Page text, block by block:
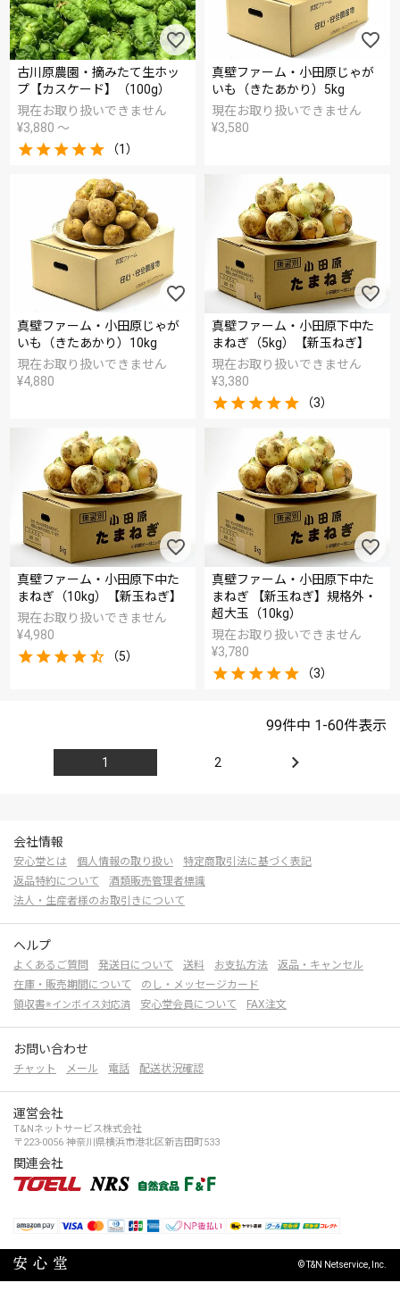
古川原農園・摘みたて生ホッ
プ【カスケード】（100g）
現在お取り扱いできません
¥3,880 〜
（1）
真壁ファーム・小田原じゃが
いも（きたあかり）5kg
現在お取り扱いできません
¥3,580
真壁ファーム・小田原じゃが
いも（きたあかり）10kg
現在お取り扱いできません
¥4,880
真壁ファーム・小田原下中た
まねぎ（5kg）【新玉ねぎ】
現在お取り扱いできません
¥3,380
（3）
真壁ファーム・小田原下中た
まねぎ（10kg）【新玉ねぎ】
現在お取り扱いできません
¥4,980
（5）
真壁ファーム・小田原下中た
まねぎ 【新玉ねぎ】規格外・
超大玉（10kg）
現在お取り扱いできません
¥3,780
（3）
99件中 1-60件表示
1 2
会社情報
安心堂とは 個人情報の取り扱い
特定商取引法に基づく表記
返品特約について
酒類販売管理者標識
法人・生産者様のお取引きについて
ヘルプ
よくあるご質問 発送日について 送料 お支払方法
返品・キャンセル
在庫・販売期間について
のし・メッセージカード
領収書※インボイス対応済 安心堂会員について FAX注文
お問い合わせ
チャット メール 電話 配送状況確認
運営会社
T&Nネットサービス株式会社
〒223-0056 神奈川県横浜市港北区新吉田町533
関連会社
© T&N Netservice, Inc.